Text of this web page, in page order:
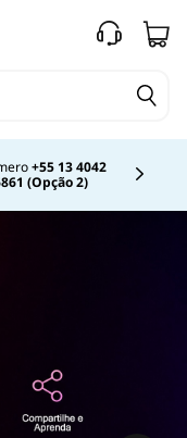
+55 13 4042
(Opção 2)
displaying item 2 of